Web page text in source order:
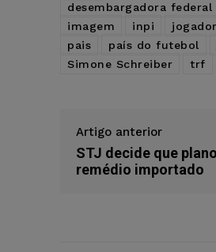
desembargadora federal
imagem
inpi jogador
pais
país do futebol
Simone Schreiber
trf
Artigo anterior
STJ decide que
remédio importado